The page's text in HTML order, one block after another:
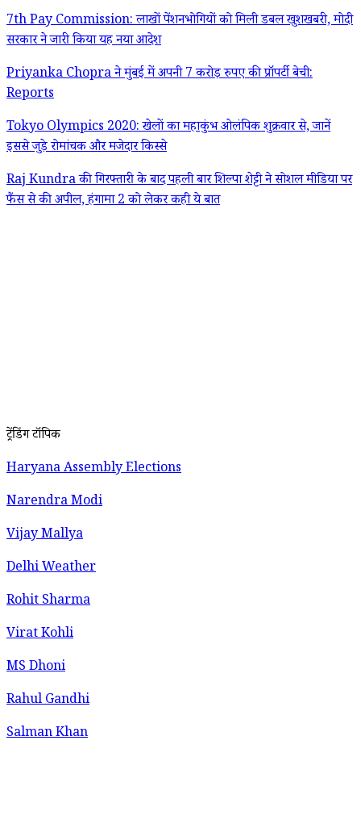
7th Pay Commission: लाखों पेंशनभोगियों को मिली डबल खुशखबरी, मोदी
सरकार ने जारी किया यह नया आदेश
Priyanka Chopra ने मुंबई में अपनी 7 करोड़ रुपए की प्रॉपर्टी बेची:
Reports
Tokyo Olympics 2020: खेलों का महाकुंभ ओलंपिक शुक्रवार से, जानें
इससे जुड़े रोमांचक और मजेदार किस्से
Raj Kundra की गिरफ्तारी के बाद पहली बार शिल्पा शेट्टी ने सोशल मीडिया पर
फैंस से की अपील, हंगामा 2 को लेकर कही ये बात
ट्रेंडिंग टॉपिक
Haryana Assembly Elections
Narendra Modi
Vijay Mallya
Delhi Weather
Rohit Sharma
Virat Kohli
MS Dhoni
Rahul Gandhi
Salman Khan